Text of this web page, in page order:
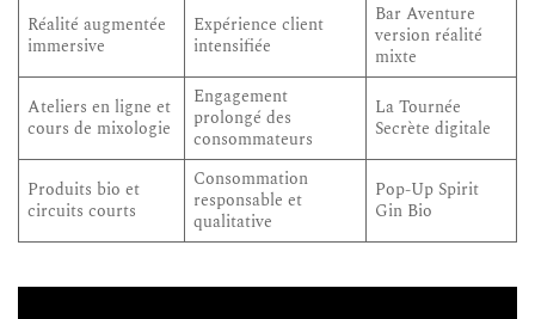
Réalité augmentée
immersive
Expérience client
intensifiée
Bar Aventure
version réalité
mixte
Ateliers en ligne et
cours de mixologie
Engagement
prolongé des
consommateurs
La Tournée
Secrète digitale
Produits bio et
circuits courts
Consommation
responsable et
qualitative
Pop-Up Spirit
Gin Bio